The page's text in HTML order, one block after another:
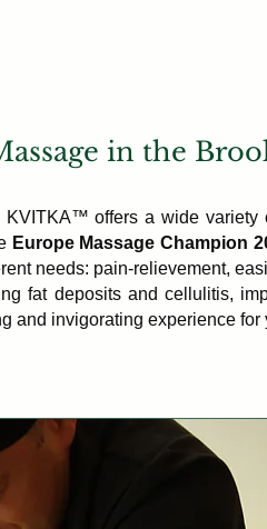
in the
KVITKA™ offers a wide variety
Europe Massage Champion
needs: pain-relievement,
fat deposits and cellulitis,
and invigorating experience for